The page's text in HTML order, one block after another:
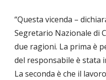
“Questa vicenda –
Segretario Nazionale di
due ragioni. La prima è
del responsabile è stata
La seconda è che il